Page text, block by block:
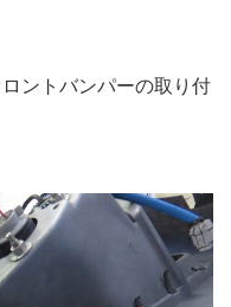
ントバンパーの取り付